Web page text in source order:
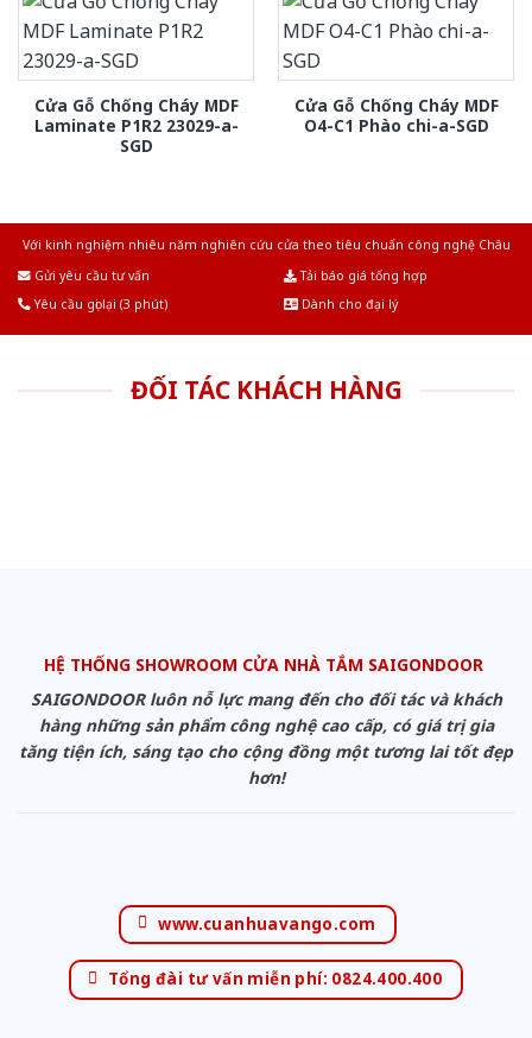
Cửa Gỗ Chống Cháy MDF
Laminate P1R2 23029-a-
SGD
Cửa Gỗ Chống Cháy MDF
O4-C1 Phào chi-a-SGD
Với kinh nghiệm nhiêu năm nghiên cứu cửa theo tiêu chuẩn công nghệ Châu
Gửi yêu cầu tư vấn
Tải báo giá tổng hợp
Yêu cầu gọi lại (3 phút)
Dành cho đại lý
ĐỐI TÁC KHÁCH HÀNG
HỆ THỐNG SHOWROOM CỬA NHÀ TẮM SAIGONDOOR
SAIGONDOOR luôn nỗ lực mang đến cho đối tác và khách
hàng những sản phẩm công nghệ cao cấp, có giá trị gia
tăng tiện ích, sáng tạo cho cộng đồng một tương lai tốt đẹp
hơn!
www.cuanhuavango.com
Tổng đài tư vấn miễn phí: 0824.400.400